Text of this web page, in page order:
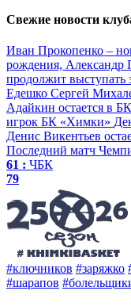
Свежие новости
Иван Прокопенко –
рождения, Александр
продолжит
Едешко Сергей
Адайкин остается в
игрок БК «Химки»
Денис Викентьев
Последний матч
61 : ЧБК
79
#ключников #заряжко
#шарапов